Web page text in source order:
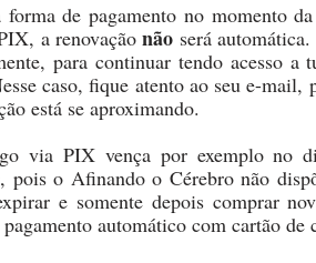
de pagamento no momento
a renovação não será
para continuar tendo acesso
caso, fique atento ao seu e-
está se aproximando.
via PIX vença por exemplo no
pois o Afinando o Cérebro não
e somente depois comprar
automático com cartão de